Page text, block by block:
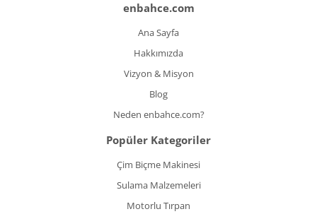
enbahce.com
Ana Sayfa
Hakkımızda
Vizyon & Misyon
Blog
Neden enbahce.com?
Popüler Kategoriler
Çim Biçme Makinesi
Sulama Malzemeleri
Motorlu Tırpan